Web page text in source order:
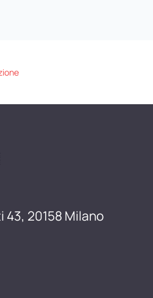
43, 20158 Milano